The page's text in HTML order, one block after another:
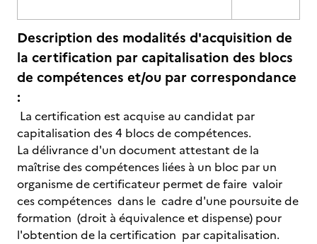
Description des modalités d'acquisition de
la certification par capitalisation des blocs
de compétences et/ou par correspondance
:
La certification est acquise au candidat par
capitalisation des 4 blocs de compétences.
La délivrance d'un document attestant de la
maîtrise des compétences liées à un bloc par un
organisme de certificateur permet de faire valoir
ces compétences dans le cadre d'une poursuite de
formation (droit à équivalence et dispense) pour
l'obtention de la certification par capitalisation.